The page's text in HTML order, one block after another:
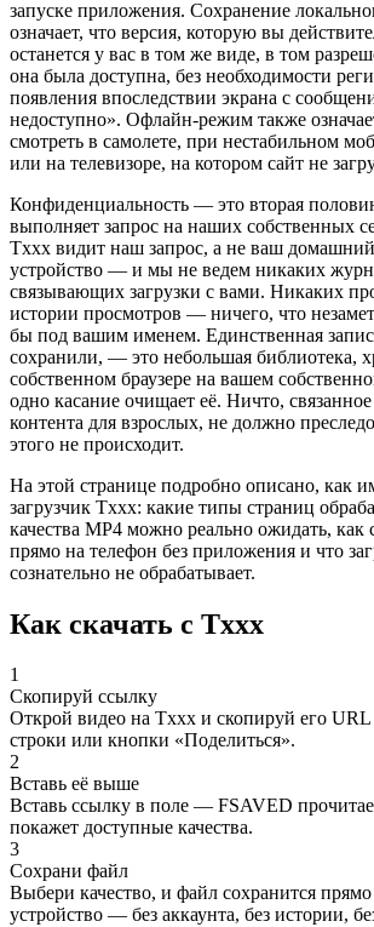
запуске приложения. Сохранение
означает, что версия, которую вы
останется у вас в том же виде, в том
она была доступна, без необходимости
появления впоследствии экрана с
недоступно». Офлайн-режим также
смотреть в самолете, при нестабильном
или на телевизоре, на котором сайт не
Конфиденциальность — это вторая
выполняет запрос на наших собственных
Txxx видит наш запрос, а не ваш
устройство — и мы не ведем никаких
связывающих загрузки с вами. Никаких
истории просмотров — ничего, что
бы под вашим именем. Единственная
сохранили, — это небольшая библиотека,
собственном браузере на вашем
одно касание очищает её. Ничто, связанное
контента для взрослых, не должно
этого не происходит.
На этой странице подробно описано, как
загрузчик Txxx: какие типы страниц
качества MP4 можно реально ожидать, как
прямо на телефон без приложения и что
сознательно не обрабатывает.
Как скачать с Txxx
1
Скопируй ссылку
Открой видео на Txxx и скопируй его URL
строки или кнопки «Поделиться».
2
Вставь её выше
Вставь ссылку в поле — FSAVED
покажет доступные качества.
3
Сохрани файл
Выбери качество, и файл сохранится прямо
устройство — без аккаунта, без истории,